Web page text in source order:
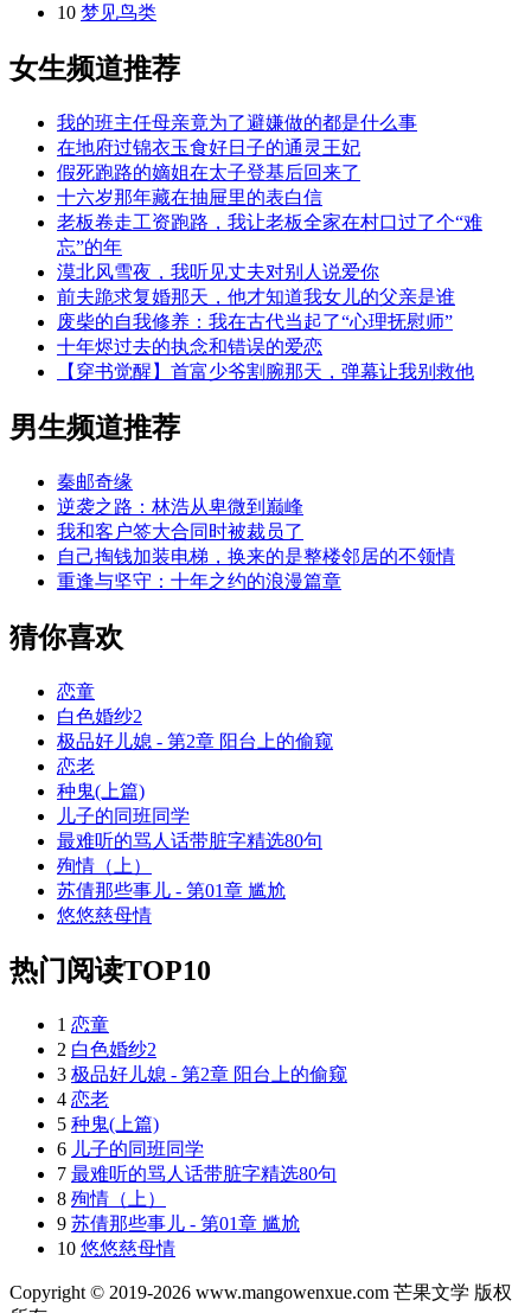
10 梦见鸟类
女生频道推荐
我的班主任母亲竟为了避嫌做的都是什么事
在地府过锦衣玉食好日子的通灵王妃
假死跑路的嫡姐在太子登基后回来了
十六岁那年藏在抽屉里的表白信
老板卷走工资跑路，我让老板全家在村口过了个“难
忘”的年
漠北风雪夜，我听见丈夫对别人说爱你
前夫跪求复婚那天，他才知道我女儿的父亲是谁
废柴的自我修养：我在古代当起了“心理抚慰师”
十年烬过去的执念和错误的爱恋
【穿书觉醒】首富少爷割腕那天，弹幕让我别救他
男生频道推荐
秦邮奇缘
逆袭之路：林浩从卑微到巅峰
我和客户签大合同时被裁员了
自己掏钱加装电梯，换来的是整楼邻居的不领情
重逢与坚守：十年之约的浪漫篇章
猜你喜欢
恋童
白色婚纱2
极品好儿媳 - 第2章 阳台上的偷窥
恋老
种鬼(上篇)
儿子的同班同学
最难听的骂人话带脏字精选80句
殉情（上）
苏倩那些事儿 - 第01章 尴尬
悠悠慈母情
热门阅读TOP10
1 恋童
2 白色婚纱2
3 极品好儿媳 - 第2章 阳台上的偷窥
4 恋老
5 种鬼(上篇)
6 儿子的同班同学
7 最难听的骂人话带脏字精选80句
8 殉情（上）
9 苏倩那些事儿 - 第01章 尴尬
10 悠悠慈母情
Copyright © 2019-2026 www.mangowenxue.com 芒果文学 版权